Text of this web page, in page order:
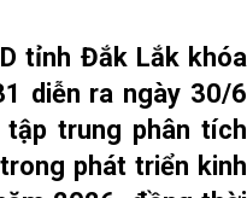
tỉnh Đắk Lắk khóa
diễn ra ngày 30/6
trung phân tích
phát triển kinh